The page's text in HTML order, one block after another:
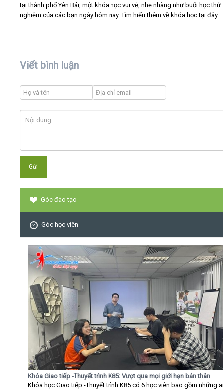
tại thành phố Yên Bái, một khóa học vui vẻ, nhẹ nhàng như buổi học thử
nghiệm của các bạn ngày hôm nay. Tìm hiểu thêm về khóa học tại đây.
Viết bình luận
Góc đào tạo
Góc học viên
Khóa Giao tiếp -Thuyết trình K85: Vượt qua mọi giới hạn bản thân
Khóa học Giao tiếp -Thuyết trình K85 có 6 học viên bao gồm những